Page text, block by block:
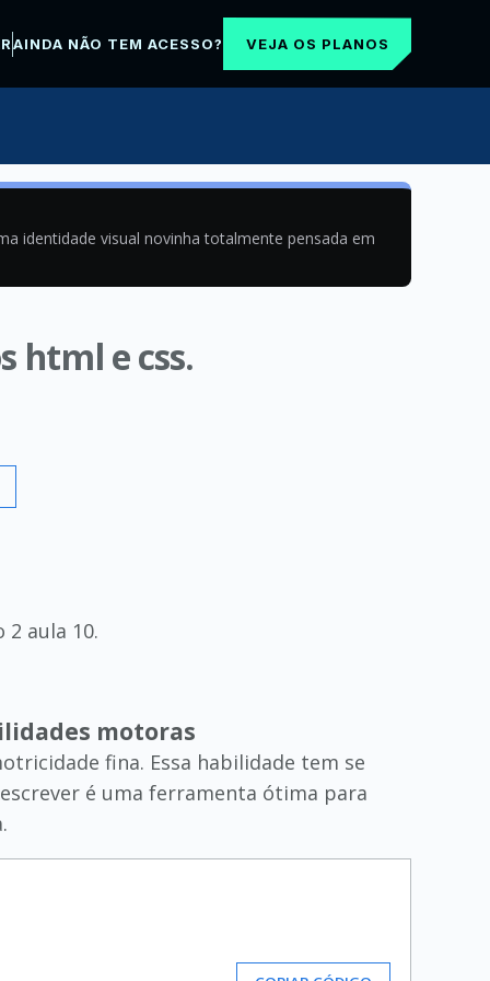
AINDA NÃO TEM ACESSO? VEJA OS PLANOS
identidade visual novinha totalmente pensada em
html e css.
2 aula 10.
motoras
fina. Essa habilidade tem se
é uma ferramenta ótima para